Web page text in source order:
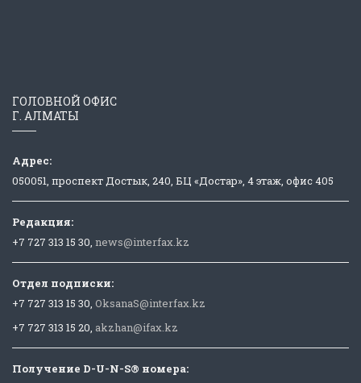
ГОЛОВНОЙ ОФИС
Г. АЛМАТЫ
Адрес:
050051, проспект Достык, 240, БЦ «Достар», 4 этаж, офис 405
Редакция:
+7 727 313 15 30, news@interfax.kz
Отдел подписки:
+7 727 313 15 30, OksanaS@interfax.kz
+7 727 313 15 20, akzhan@ifax.kz
Получение D-U-N-S® номера: